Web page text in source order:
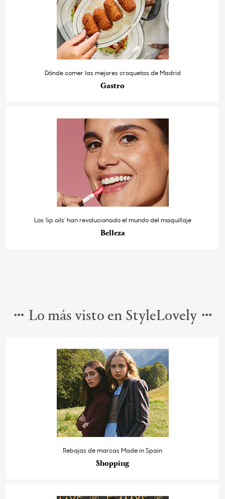
Dónde comer las mejores croquetas de Madrid
Gastro
Los ‘lip oils’ han revolucionado el mundo del maquillaje
Belleza
Lo más visto en StyleLovely
Rebajas de marcas Made in Spain
Shopping